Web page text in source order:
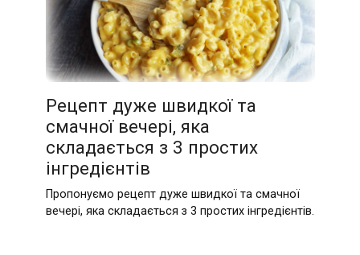
Рецепт дуже швидкої та
смачної вечері, яка
складається з 3 простих
інгредієнтів
Пропонуємо рецепт дуже швидкої та смачної
вечері, яка складається з 3 простих інгредієнтів.